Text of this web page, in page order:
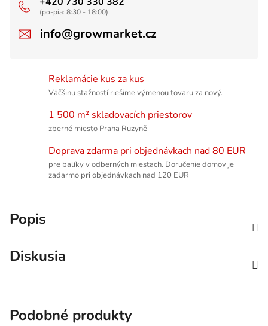
(po-pia: 8:30 - 18:00)
info@growmarket.cz
Reklamácie kus za kus
Väčšinu sťažností riešime výmenou tovaru za nový.
1 500 m² skladovacích priestorov
zberné miesto Praha Ruzyně
Doprava zdarma pri objednávkach nad 80 EUR
pre balíky v odberných miestach. Doručenie domov je
zadarmo pri objednávkach nad 120 EUR
Popis
Diskusia
Podobné produkty